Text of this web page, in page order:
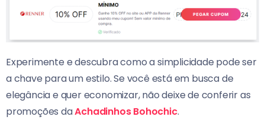
Experimente e descubra como a simplicidade pode ser
a chave para um estilo. Se você está em busca de
elegância e quer economizar, não deixe de conferir as
promoções daAchadinhos Bohochic.